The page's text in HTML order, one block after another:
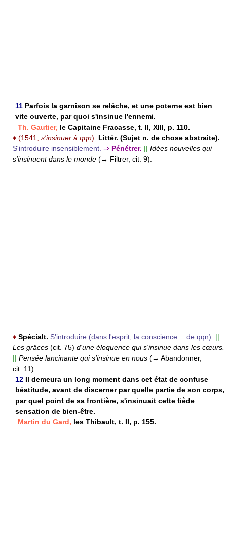
11 Parfois la garnison se relâche, et une poterne est bien
vite ouverte, par quoi s'insinue l'ennemi.
Th. Gautier, le Capitaine Fracasse, t. II, XIII, p. 110.
♦ (1541, s'insinuer à qqn). Littér. (Sujet n. de chose abstraite).
S'introduire insensiblement. ⇒ Pénétrer. || Idées nouvelles qui
s'insinuent dans le monde (→ Filtrer, cit. 9).
♦ Spécialt. S'introduire (dans l'esprit, la conscience… de qqn). ||
Les grâces (cit. 75) d'une éloquence qui s'insinue dans les cœurs.
|| Pensée lancinante qui s'insinue en nous (→ Abandonner,
cit. 11).
12 Il demeura un long moment dans cet état de confuse
béatitude, avant de discerner par quelle partie de son corps,
par quel point de sa frontière, s'insinuait cette tiède
sensation de bien-être.
Martin du Gard, les Thibault, t. II, p. 155.